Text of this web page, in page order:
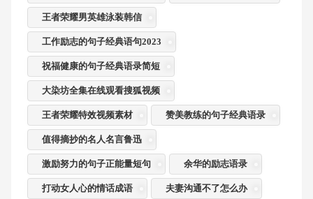
王者荣耀男英雄泳装韩信
工作励志的句子经典语句2023
祝福健康的句子经典语录简短
大染坊全集在线观看搜狐视频
王者荣耀特效视频素材 赞美教练的句子经典语录
值得摘抄的名人名言鲁迅
激励努力的句子正能量短句 余华的励志语录
打动女人心的情话成语 夫妻沟通不了怎么办